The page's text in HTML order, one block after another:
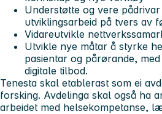
Understøtte og vere
utviklingsarbeid på tvers av
Vidareutvikle
Utvikle nye måtar å styrke
pasientar og pårørande,
digitale tilbod.
Tenesta skal etablerast som ei
forsking. Avdelinga skal også ha
arbeidet med helsekompetanse,